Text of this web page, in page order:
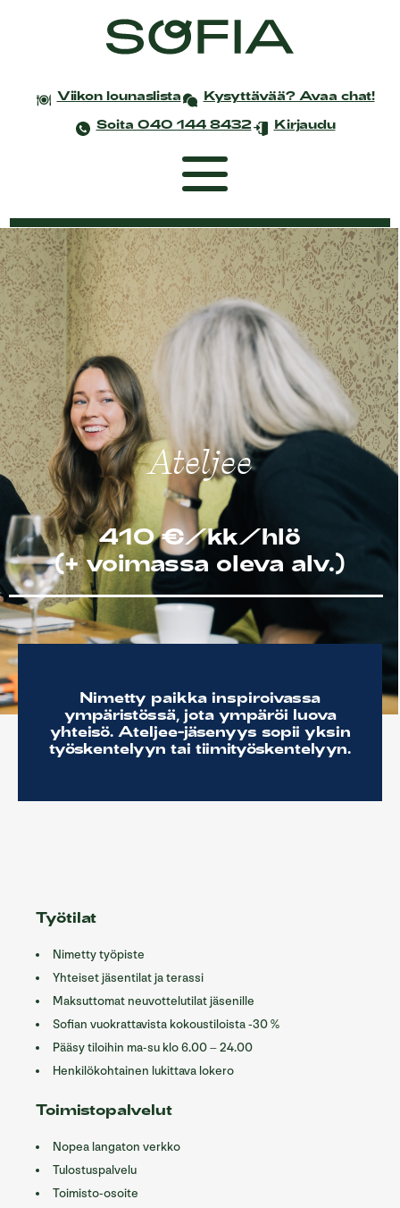
Viikon lounaslista
Kysyttävää? Avaa chat!
Soita 040 144 8432
Kirjaudu
Etusivu
Coworking
Tapahtumat ja kokoukset
Yksityistilaisuudet
Juhlat
Sofian ravintolat
Sofian tilat
Info/Historia
Yhteystiedot
English
Ateljee
410 €/kk/hlö
(+ voimassa oleva alv.)
Nimetty paikka inspiroivassa
ympäristössä, jota ympäröi luova
yhteisö. Ateljee-jäsenyys sopii yksin
työskentelyyn tai tiimityöskentelyyn.
Työtilat
Nimetty työpiste
Yhteiset jäsentilat ja terassi
Maksuttomat neuvottelutilat jäsenille
Sofian vuokrattavista kokoustiloista -30 %
Pääsy tiloihin ma-su klo 6.00 – 24.00
Henkilökohtainen lukittava lokero
Toimistopalvelut
Nopea langaton verkko
Tulostuspalvelu
Toimisto-osoite